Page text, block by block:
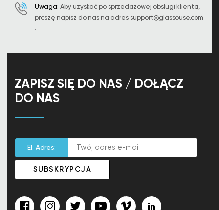
Uwaga: Aby uzyskać po sprzedażowej obsługi klienta,
proszę napisz do nas na adres support@glassouse.com
.
ZAPISZ SIĘ DO NAS / DOŁĄCZ
DO NAS
El. Adres: